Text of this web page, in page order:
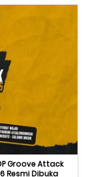
Groove Attack
Resmi Dibuka